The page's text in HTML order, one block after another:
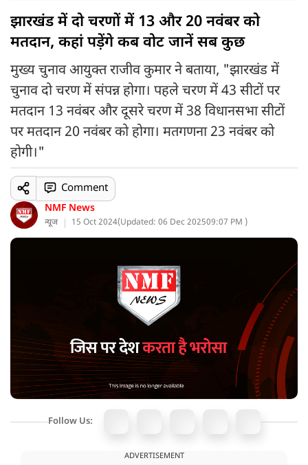
झारखंड में दो चरणों में 13 और 20 नवंबर को
मतदान, कहां पड़ेंगे कब वोट जानें सब कुछ
मुख्य चुनाव आयुक्त राजीव कुमार ने बताया, "झारखंड में
चुनाव दो चरण में संपन्न होगा। पहले चरण में 43 सीटों पर
मतदान 13 नवंबर और दूसरे चरण में 38 विधानसभा सीटों
पर मतदान 20 नवंबर को होगा। मतगणना 23 नवंबर को
होगी।"
NMF News
न्यूज 15 Oct 2024(Updated: 06 Dec 202509:07 PM )
Comment
Follow Us:
ADVERTISEMENT